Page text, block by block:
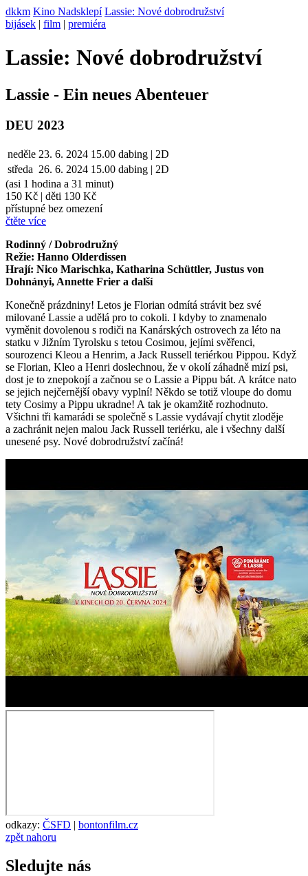
dkkm Kino Nadsklepí Lassie: Nové dobrodružství
bijásek | film | premiéra
Lassie: Nové dobrodružství
Lassie - Ein neues Abenteuer
DEU 2023
neděle 23. 6. 2024 15.00 dabing | 2D
středa 26. 6. 2024 15.00 dabing | 2D
(asi 1 hodina a 31 minut)
150 Kč | děti 130 Kč
přístupné bez omezení
čtěte více
Rodinný / Dobrodružný
Režie: Hanno Olderdissen
Hrají: Nico Marischka, Katharina Schüttler, Justus von
Dohnányi, Annette Frier a další
Konečně prázdniny! Letos je Florian odmítá strávit bez své
milované Lassie a udělá pro to cokoli. I kdyby to znamenalo
vyměnit dovolenou s rodiči na Kanárských ostrovech za léto na
statku v Jižním Tyrolsku s tetou Cosimou, jejími svěřenci,
sourozenci Kleou a Henrim, a Jack Russell teriérkou Pippou. Když
se Florian, Kleo a Henri doslechnou, že v okolí záhadně mizí psi,
dost je to znepokojí a začnou se o Lassie a Pippu bát. A krátce nato
se jejich nejčernější obavy vyplní! Někdo se totiž vloupe do domu
tety Cosimy a Pippu ukradne! A tak je okamžitě rozhodnuto.
Všichni tři kamarádi se společně s Lassie vydávají chytit zloděje
a zachránit nejen malou Jack Russell teriérku, ale i všechny další
unesené psy. Nové dobrodružství začíná!
odkazy: ČSFD | bontonfilm.cz
zpět nahoru
Sledujte nás